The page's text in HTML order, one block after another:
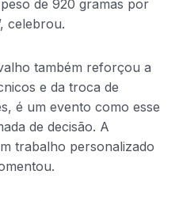
de 920 gramas por
celebrou.
também reforçou a
e da troca de
é um evento como esse
de decisão. A
trabalho personalizado